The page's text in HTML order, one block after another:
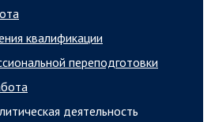
квалификации
переподготовки
деятельность